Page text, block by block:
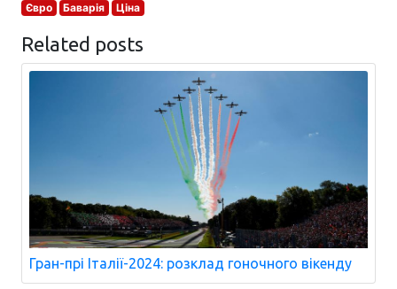
Євро
Баварія Ціна
Related posts
Гран-прі Італії-2024: розклад гоночного вікенду